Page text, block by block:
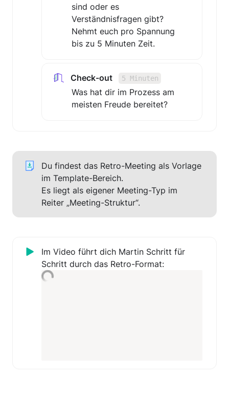
sind oder es
Verständnisfragen gibt?
Nehmt euch pro Spannung
bis zu 5 Minuten Zeit.
Check-out 5 Minuten
Was hat dir im Prozess am
meisten Freude bereitet?
Du findest das Retro-Meeting als Vorlage
im Template-Bereich.
Es liegt als eigener Meeting-Typ im
Reiter „Meeting-Struktur“.
Im Video führt dich Martin Schritt für